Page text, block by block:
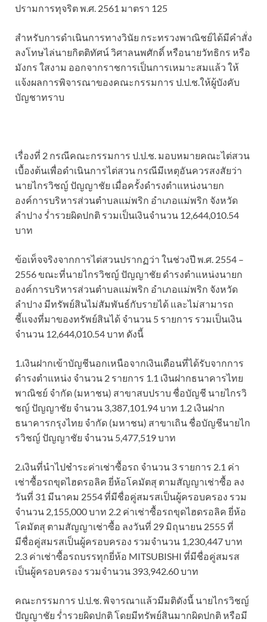
ปรามการทุจริต พ.ศ. 2561 มาตรา 125
สำหรับการดำเนินการทางวินัย กระทรวงพาณิชย์ได้มีคำสั่ง
ลงโทษไล่นายกิตติทัศน์ วิศาลนพศักดิ์ หรือนายวัทธิกร หรือ
มังกร ใสงาม ออกจากราชการเป็นการเหมาะสมแล้ว ให้
แจ้งผลการพิจารณาของคณะกรรมการ ป.ป.ช.ให้ผู้บังคับ
บัญชาทราบ
เรื่องที่ 2 กรณีคณะกรรมการ ป.ป.ช. มอบหมายคณะไต่สวน
เบื้องต้นเพื่อดำเนินการไต่สวน กรณีมีเหตุอันควรสงสัยว่า
นายไกรวิชญ์ ปัญญาชัย เมื่อครั้งดำรงตำแหน่งนายก
องค์การบริหารส่วนตำบลแม่พริก อำเภอแม่พริก จังหวัด
ลำปาง ร่ำรวยผิดปกติ รวมเป็นเงินจำนวน 12,644,010.54
บาท
ข้อเท็จจริงจากการไต่สวนปรากฏว่า ในช่วงปี พ.ศ. 2554 –
2556 ขณะที่นายไกรวิชญ์ ปัญญาชัย ดำรงตำแหน่งนายก
องค์การบริหารส่วนตำบลแม่พริก อำเภอแม่พริก จังหวัด
ลำปาง มีทรัพย์สินไม่สัมพันธ์กับรายได้ และไม่สามารถ
ชี้แจงที่มาของทรัพย์สินได้ จำนวน 5 รายการ รวมเป็นเงิน
จำนวน 12,644,010.54 บาท ดังนี้
1.เงินฝากเข้าบัญชีนอกเหนือจากเงินเดือนที่ได้รับจากการ
ดำรงตำแหน่ง จำนวน 2 รายการ 1.1 เงินฝากธนาคารไทย
พาณิชย์ จำกัด (มหาชน) สาขาสบปราบ ชื่อบัญชี นายไกรวิ
ชญ์ ปัญญาชัย จำนวน 3,387,101.94 บาท 1.2 เงินฝาก
ธนาคารกรุงไทย จำกัด (มหาชน) สาขาเถิน ชื่อบัญชีนายไก
รวิชญ์ ปัญญาชัย จำนวน 5,477,519 บาท
2.เงินที่นำไปชำระค่าเช่าซื้อรถ จำนวน 3 รายการ 2.1 ค่า
เช่าซื้อรถขุดไฮดรอลิค ยี่ห้อโคมัตสุ ตามสัญญาเช่าซื้อ ลง
วันที่ 31 มีนาคม 2554 ที่มีชื่อคู่สมรสเป็นผู้ครอบครอง รวม
จำนวน 2,155,000 บาท 2.2 ค่าเช่าซื้อรถขุดไฮดรอลิค ยี่ห้อ
โคมัตสุ ตามสัญญาเช่าซื้อ ลงวันที่ 29 มิถุนายน 2555 ที่
มีชื่อคู่สมรสเป็นผู้ครอบครอง รวมจำนวน 1,230,447 บาท
2.3 ค่าเช่าซื้อรถบรรทุกยี่ห้อ MITSUBISHI ที่มีชื่อคู่สมรส
เป็นผู้ครอบครอง รวมจำนวน 393,942.60 บาท
คณะกรรมการ ป.ป.ช. พิจารณาแล้วมีมติดังนี้ นายไกรวิชญ์
ปัญญาชัย ร่ำรวยผิดปกติ โดยมีทรัพย์สินมากผิดปกติ หรือมี